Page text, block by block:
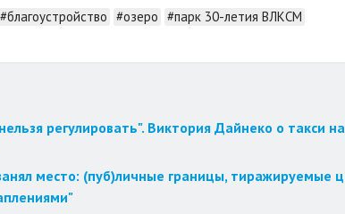
#благоустройство #озеро #парк 30-летия ВЛКСМ
регулировать". Виктория Дайнеко о такси
место: (пуб)личные границы, тиражируемые